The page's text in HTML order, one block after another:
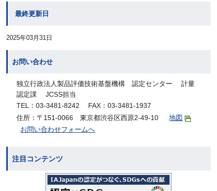
最終更新日
2025年03月31日
お問い合わせ
独立行政法人製品評価技術基盤機構 認定センター 計量
認定課 JCSS担当
TEL：03-3481-8242 FAX：03-3481-1937
住所：〒151-0066 東京都渋谷区西原2-49-10
地図
お問い合わせフォームへ
注目コンテンツ